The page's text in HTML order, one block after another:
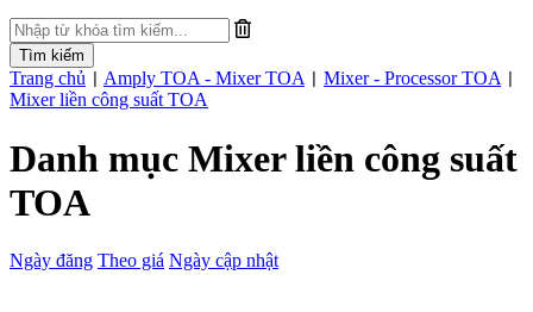
Trang chủ Amply TOA - Mixer TOA Mixer - Processor TOA
Mixer liền công suất TOA
Danh mục Mixer liền công suất
TOA
Ngày đăng Theo giá Ngày cập nhật